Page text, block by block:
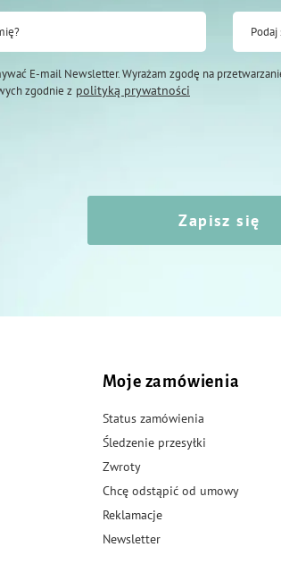
E-mail Newsletter. Wyrażam zgodę na
zgodnie z polityką prywatności
Zapisz się
Moje zamówienia
Status zamówienia
Śledzenie przesyłki
Zwroty
Chcę odstąpić od umowy
Reklamacje
Newsletter